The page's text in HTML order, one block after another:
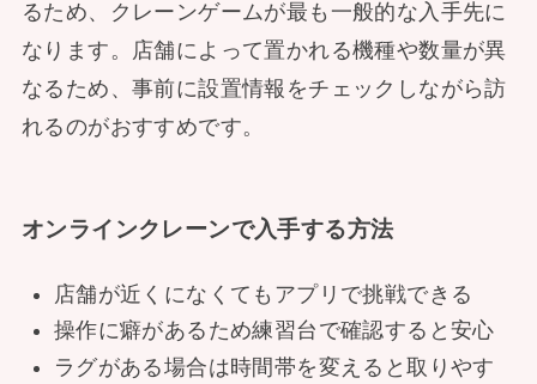
るため、クレーンゲームが最も一般的な入手先に
なります。店舗によって置かれる機種や数量が異
なるため、事前に設置情報をチェックしながら訪
れるのがおすすめです。
オンラインクレーンで入手する方法
店舗が近くになくてもアプリで挑戦できる
操作に癖があるため練習台で確認すると安心
ラグがある場合は時間帯を変えると取りやす